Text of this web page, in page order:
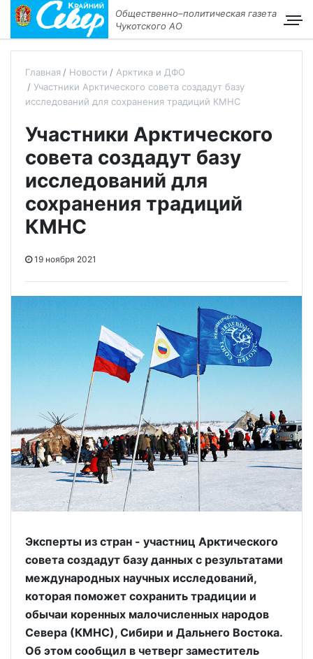
Общественно–политическая газета
Чукотского АО
Главная Новости
Арктика и ДФО
Участники Арктического совета создадут базу
исследований для сохранения традиций КМНС
Участники Арктического
совета создадут базу
исследований для
сохранения традиций
КМНС
19 ноября 2021
Эксперты из стран - участниц Арктического
совета создадут базу данных с результатами
международных научных исследований,
которая поможет сохранить традиции и
обычаи коренных малочисленных народов
Севера (КМНС), Сибири и Дальнего Востока.
Об этом сообщил в четверг заместитель